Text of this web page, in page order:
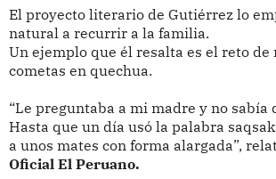
El proyecto literario de Gutiérrez lo
natural a recurrir a la familia.
Un ejemplo que él resalta es el reto de
cometas en quechua.
“Le preguntaba a mi madre y no sabía
Hasta que un día usó la palabra
a unos mates con forma alargada”,
Oficial El Peruano.